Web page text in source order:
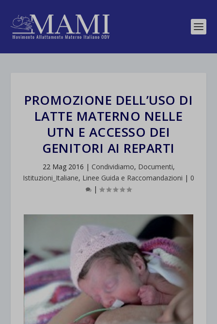
PROMOZIONE DELL’USO DI
LATTE MATERNO NELLE
UTN E ACCESSO DEI
GENITORI AI REPARTI
22 Mag 2016 | Condividiamo, Documenti,
Istituzioni_Italiane, Linee Guida e Raccomandazioni | 0
|